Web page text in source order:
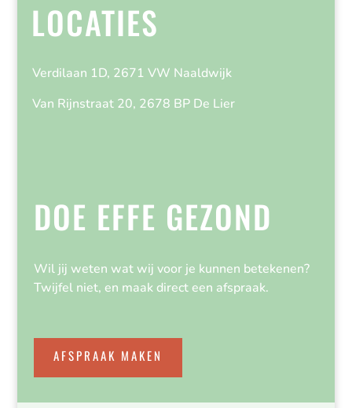
LOCATIES
Verdilaan 1D, 2671 VW Naaldwijk
Van Rijnstraat 20, 2678 BP De Lier
DOE EFFE GEZOND
Wil jij weten wat wij voor je kunnen betekenen?
Twijfel niet, en maak direct een afspraak.
AFSPRAAK MAKEN